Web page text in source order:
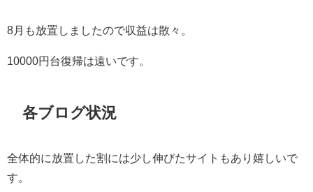
8月も放置しましたので収益は散々。
10000円台復帰は遠いです。
各ブログ状況
全体的に放置した割には少し伸びたサイトもあり嬉しいで
す。